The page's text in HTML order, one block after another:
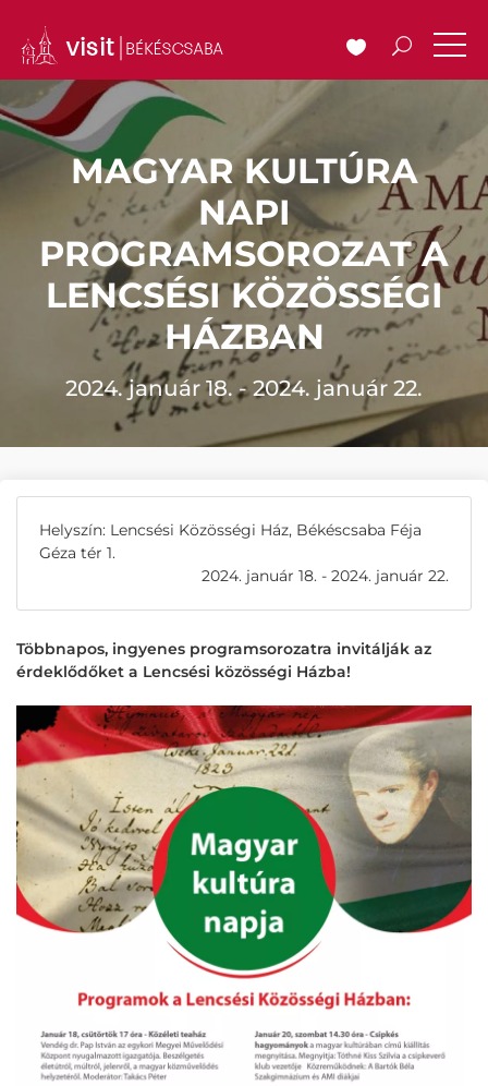
MAGYAR KULTÚRA
NAPI
PROGRAMSOROZAT A
LENCSÉSI KÖZÖSSÉGI
HÁZBAN
2024. január 18. - 2024. január 22.
Helyszín: Lencsési Közösségi Ház, Békéscsaba Féja
Géza tér 1.
2024. január 18. - 2024. január 22.
Többnapos, ingyenes programsorozatra invitálják az
érdeklődőket a Lencsési közösségi Házba!